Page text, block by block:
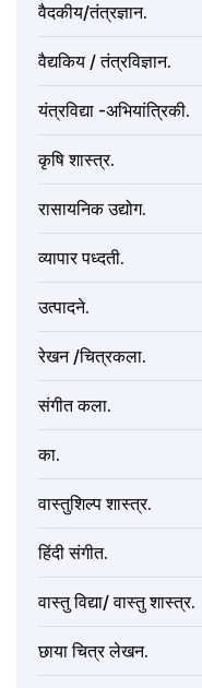
वैदकीय/तंत्रज्ञान.
वैद्यकिय / तंत्रविज्ञान.
यंत्रविद्या -अभियांत्रिकी.
कृषि शास्त्र.
रासायनिक उद्योग.
व्यापार पध्दती.
उत्पादने.
रेखन /चित्रकला.
संगीत कला.
का.
वास्तुशिल्प शास्त्र.
हिंदी संगीत.
वास्तु विद्या/ वास्तु शास्त्र.
छाया चित्र लेखन.